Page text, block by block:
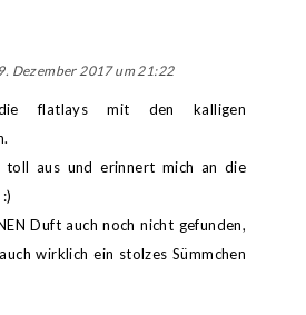
Dezember 2017 um 21:22
flatlays mit den kalligen
toll aus und erinnert mich an die
Duft auch noch nicht gefunden,
wirklich ein stolzes Sümmchen